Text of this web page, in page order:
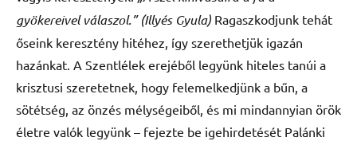
gyökereivel válaszol.” (Illyés Gyula) Ragaszkodjunk tehát
őseink keresztény hitéhez, így szerethetjük igazán
hazánkat. A Szentlélek erejéből legyünk hiteles tanúi a
krisztusi szeretetnek, hogy felemelkedjünk a bűn, a
sötétség, az önzés mélységeiből, és mi mindannyian örök
életre valók legyünk – fejezte be igehirdetését Palánki